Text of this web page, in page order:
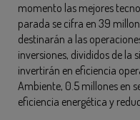
momento las mejores
parada se cifra en 39
destinarán a las
inversiones, divididos de la
invertirán en eficiencia
Ambiente, 0.5 millones en
eficiencia energética y